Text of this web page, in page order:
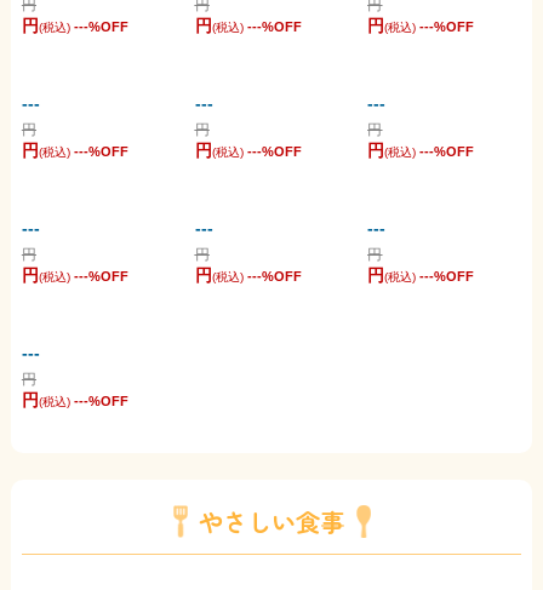
円
円(税込) ---%OFF
円
円(税込) ---%OFF
円
円(税込) ---%OFF
---
円
円(税込) ---%OFF
---
円
円(税込) ---%OFF
---
円
円(税込) ---%OFF
---
円
円(税込) ---%OFF
---
円
円(税込) ---%OFF
---
円
円(税込) ---%OFF
---
円
円(税込) ---%OFF
やさしい食事